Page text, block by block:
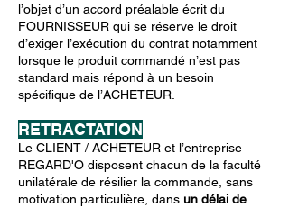
l’objet d’un accord préalable écrit du
FOURNISSEUR qui se réserve le droit
d’exiger l’exécution du contrat notamment
lorsque le produit commandé n’est pas
standard mais répond à un besoin
spécifique de l’ACHETEUR.
RETRACTATION
Le CLIENT / ACHETEUR et l’entreprise
REGARD'O disposent chacun de la faculté
unilatérale de résilier la commande, sans
motivation particulière, dans un délai de